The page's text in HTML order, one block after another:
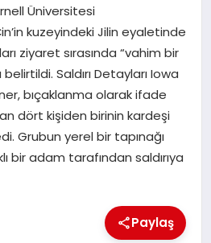
Üniversitesi
kuzeyindeki Jilin eyaletinde
ziyaret sırasında “vahim bir
Saldırı Detayları Iowa
bıçaklanma olarak ifade
dört kişiden birinin kardeşi
Grubun yerel bir tapınağı
bir adam tarafından saldırıya
Paylaş